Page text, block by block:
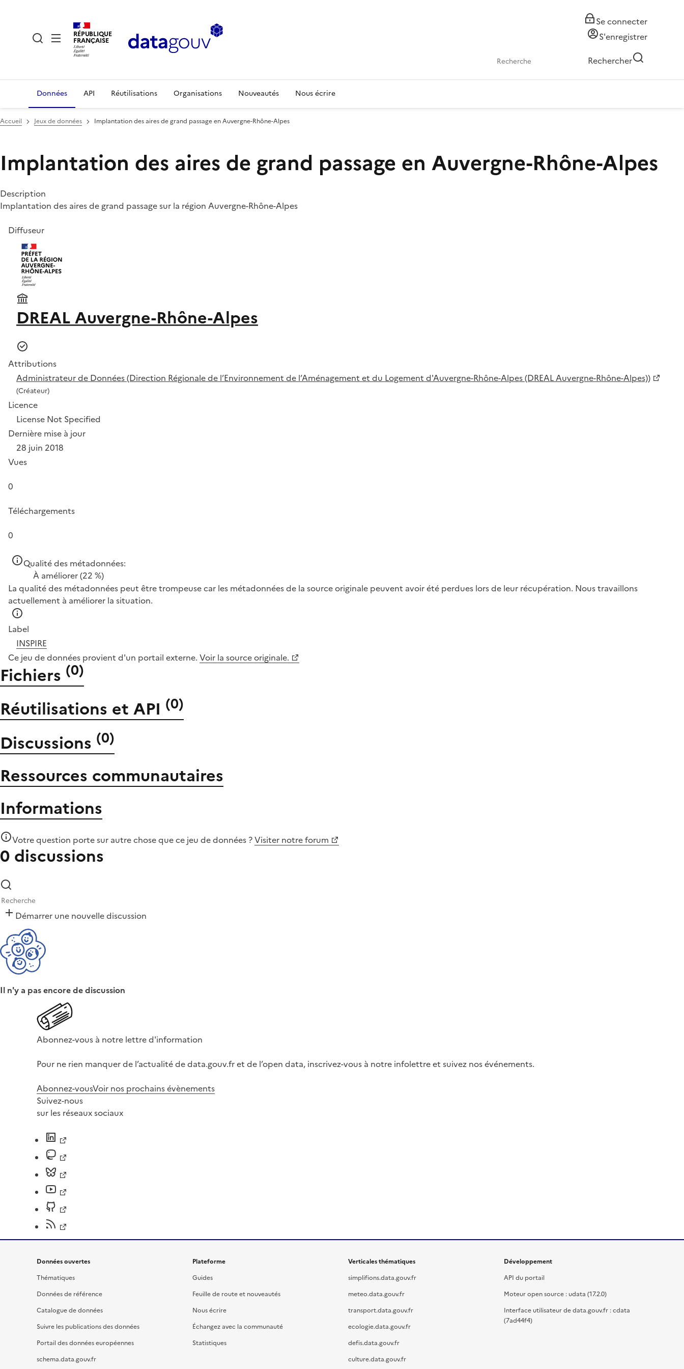
RÉPUBLIQUE
FRANÇAISE
Se connecter
S'enregistrer
Rechercher
Données API Réutilisations Organisations Nouveautés Nous écrire
Accueil Jeux de données Implantation des aires de grand passage en Auvergne-Rhône-Alpes
Implantation des aires de grand passage en Auvergne-Rhône-Alpes
Description
Implantation des aires de grand passage sur la région Auvergne-Rhône-Alpes
Diffuseur
DREAL Auvergne-Rhône-Alpes
Attributions
Administrateur de Données (Direction Régionale de l’Environnement de l’Aménagement et du Logement d'Auvergne-Rhône-Alpes (DREAL Auvergne-Rhône-Alpes))
(Créateur)
Licence
License Not Specified
Dernière mise à jour
28 juin 2018
Vues
0
Téléchargements
0
Qualité des métadonnées:
À améliorer(22 %)
La qualité des métadonnées peut être trompeuse car les métadonnées de la source originale peuvent avoir été perdues lors de leur récupération. Nous travaillons
actuellement à améliorer la situation.
Label
INSPIRE
Ce jeu de données provient d'un portail externe. Voir la source originale.
Fichiers (0)
Réutilisations et API (0)
Discussions (0)
Ressources communautaires
Informations
Votre question porte sur autre chose quece jeu de données ?Visiter notre forum
0 discussions
Démarrer une nouvelle discussion
Il n'y a pas encore de discussion
Abonnez-vous à notre lettre d'information
Pour ne rien manquer de l’actualité de data.gouv.fr et de l’open data, inscrivez-vous à notre infolettre et suivez nos événements.
Abonnez-vousVoir nos prochains évènements
Suivez-nous
sur les réseaux sociaux
Données ouvertes
Thématiques
Données de référence
Catalogue de données
Suivre les publications des données
Portail des données européennes
schema.data.gouv.fr
Plateforme
Guides
Feuille de route et nouveautés
Nous écrire
Échangez avec la communauté
Statistiques
Verticales thématiques
simplifions.data.gouv.fr
meteo.data.gouv.fr
transport.data.gouv.fr
ecologie.data.gouv.fr
defis.data.gouv.fr
culture.data.gouv.fr
Développement
API du portail
Moteur open source : udata (17.2.0)
Interface utilisateur de data.gouv.fr : cdata
(7ad44f4)